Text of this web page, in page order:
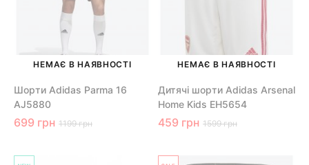
НЕМАЄ В НАЯВНОСТІ
Шорти Adidas Parma 16
AJ5880
699 грн 1199 грн
НЕМАЄ В НАЯВНОСТІ
Дитячі шорти Adidas Arsenal
Home Kids EH5654
459 грн 1599 грн